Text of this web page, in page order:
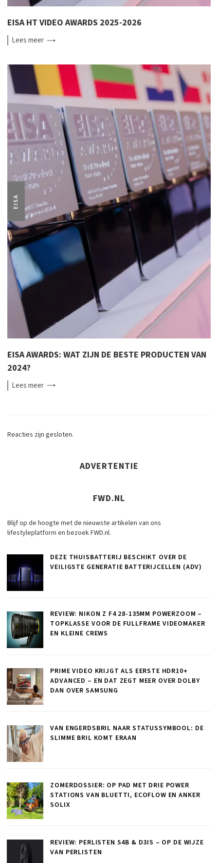
EISA HT VIDEO AWARDS 2025-2026
Leesmeer
EISA
EISA AWARDS: WAT ZIJN DE BESTE PRODUCTEN VAN
2024?
Leesmeer
Reacties zijn gesloten.
ADVERTENTIE
FWD.NL
Blijf op de hoogte met de nieuwste artikelen van ons
lifestyleplatform en bezoek FWD.nl.
DEZE THUISBATTERIJ BESCHIKT OVER DE
VEILIGSTE GENERATIE BATTERIJCELLEN (ADV)
REVIEW: NIKON Z F4 28-135MM POWERZOOM –
TOPKLASSE VOOR DE FULLFRAME VIDEOMAKER
EN KLEINE CREWS
PRIME VIDEO KRIJGT ALS EERSTE HDR10+
ADVANCED – EN DAT ZEGT MEER OVER DOLBY
DAN OVER SAMSUNG
VAN ENGERDSBRIL NAAR STATUSSYMBOOL: DE
SLIMME BRIL KOMT ERAAN
ZOMERDOSSIER: OP PAD MET DRIE POWER
STATIONS VAN BLUETTI, ECOFLOW EN ANKER
SOLIX
REVIEW: PERLISTEN S4B & D3IS – OP DE WIJZE
VAN PERLISTEN